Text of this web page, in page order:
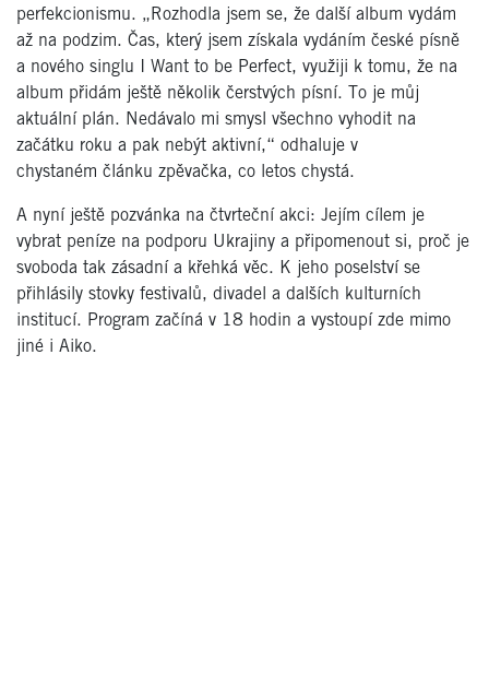
perfekcionismu. „Rozhodla jsem se, že další album vydám
až na podzim. Čas, který jsem získala vydáním české písně
a nového singlu I Want to be Perfect, využiji k tomu, že na
album přidám ještě několik čerstvých písní. To je můj
aktuální plán. Nedávalo mi smysl všechno vyhodit na
začátku roku a pak nebýt aktivní,“ odhaluje v
chystaném článku zpěvačka, co letos chystá.
A nyní ještě pozvánka na čtvrteční akci: Jejím cílem je
vybrat peníze na podporu Ukrajiny a připomenout si, proč je
svoboda tak zásadní a křehká věc. K jeho poselství se
přihlásily stovky festivalů, divadel a dalších kulturních
institucí. Program začíná v 18 hodin a vystoupí zde mimo
jiné i Aiko.